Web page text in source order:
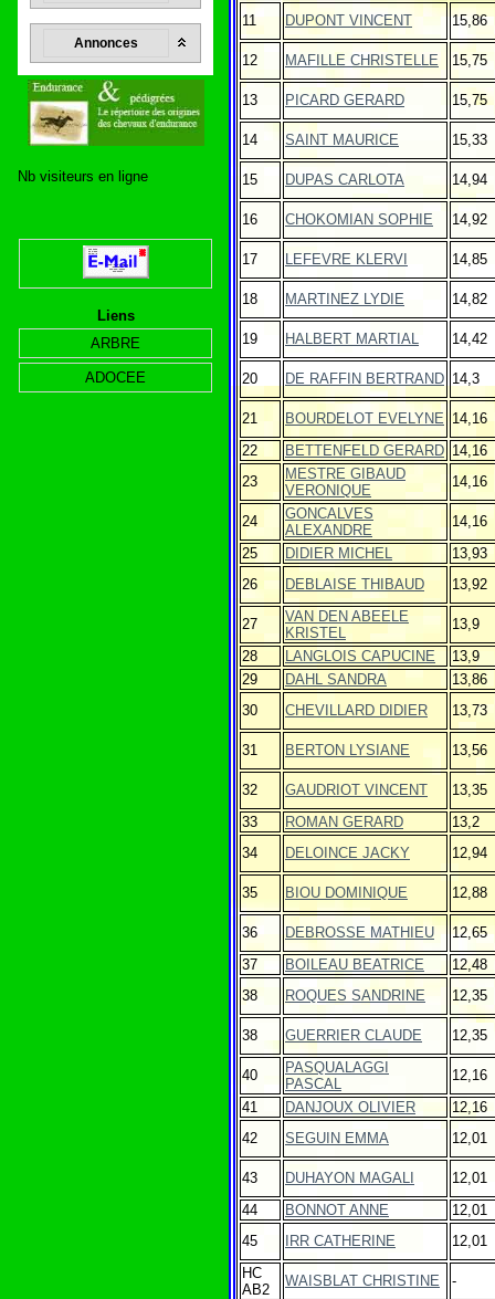
Annonces
Nb visiteurs en ligne
Liens
ARBRE
ADOCEE
11 DUPONT VINCENT 15,86
12 MAFILLE CHRISTELLE 15,75
13 PICARD GERARD 15,75
14 SAINT MAURICE 15,33
15 DUPAS CARLOTA 14,94
16 CHOKOMIAN SOPHIE 14,92
17 LEFEVRE KLERVI 14,85
18 MARTINEZ LYDIE 14,82
19 HALBERT MARTIAL 14,42
20 DE RAFFIN BERTRAND 14,3
21 BOURDELOT EVELYNE 14,16
22
BETTENFELD GERARD 14,16
23
MESTRE GIBAUD
VERONIQUE
14,16
24
GONCALVES
ALEXANDRE
14,16
25
DIDIER MICHEL
13,93
26
DEBLAISE THIBAUD 13,92
27
VAN DEN ABEELE
KRISTEL
13,9
28
LANGLOIS CAPUCINE
13,9
29
DAHL SANDRA
13,86
30
CHEVILLARD DIDIER 13,73
31 BERTON LYSIANE 13,56
32 GAUDRIOT VINCENT
13,35
33
ROMAN GERARD
13,2
34
DELOINCE JACKY 12,94
35 BIOU DOMINIQUE 12,88
36 DEBROSSE MATHIEU
12,65
37
BOILEAU BEATRICE
12,48
38
ROQUES SANDRINE 12,35
38 GUERRIER CLAUDE 12,35
40
PASQUALAGGI
PASCAL
12,16
41
DANJOUX OLIVIER
12,16
42
SEGUIN EMMA 12,01
43 DUHAYON MAGALI
12,01
44
BONNOT ANNE
12,01
45
IRR CATHERINE
12,01
HC
AB2
WAISBLAT CHRISTINE
-